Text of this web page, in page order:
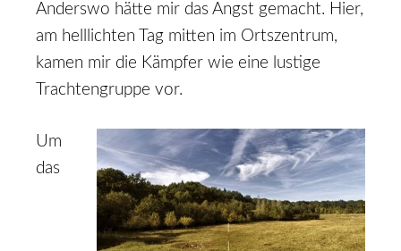
Anderswo hätte mir das Angst gemacht. Hier,
am helllichten Tag mitten im Ortszentrum,
kamen mir die Kämpfer wie eine lustige
Trachtengruppe vor.
Um
das